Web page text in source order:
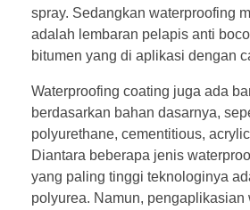
spray. Sedangkan waterproofing
adalah lembaran pelapis anti
bitumen yang di aplikasi dengan
Waterproofing coating juga ada
berdasarkan bahan dasarnya,
polyurethane, cementitious,
Diantara beberapa jenis
yang paling tinggi teknologinya
polyurea. Namun, pengaplikasian